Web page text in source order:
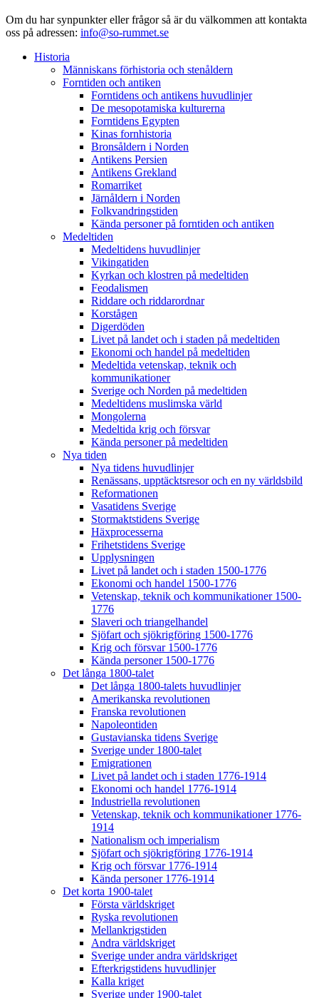
Om du har synpunkter eller frågor så är du välkommen att kontakta
oss på adressen: info@so-rummet.se
Historia
Människans förhistoria och stenåldern
Forntiden och antiken
Forntidens och antikens huvudlinjer
De mesopotamiska kulturerna
Forntidens Egypten
Kinas fornhistoria
Bronsåldern i Norden
Antikens Persien
Antikens Grekland
Romarriket
Järnåldern i Norden
Folkvandringstiden
Kända personer på forntiden och antiken
Medeltiden
Medeltidens huvudlinjer
Vikingatiden
Kyrkan och klostren på medeltiden
Feodalismen
Riddare och riddarordnar
Korstågen
Digerdöden
Livet på landet och i staden på medeltiden
Ekonomi och handel på medeltiden
Medeltida vetenskap, teknik och
kommunikationer
Sverige och Norden på medeltiden
Medeltidens muslimska värld
Mongolerna
Medeltida krig och försvar
Kända personer på medeltiden
Nya tiden
Nya tidens huvudlinjer
Renässans, upptäcktsresor och en ny världsbild
Reformationen
Vasatidens Sverige
Stormaktstidens Sverige
Häxprocesserna
Frihetstidens Sverige
Upplysningen
Livet på landet och i staden 1500-1776
Ekonomi och handel 1500-1776
Vetenskap, teknik och kommunikationer 1500-
1776
Slaveri och triangelhandel
Sjöfart och sjökrigföring 1500-1776
Krig och försvar 1500-1776
Kända personer 1500-1776
Det långa 1800-talet
Det långa 1800-talets huvudlinjer
Amerikanska revolutionen
Franska revolutionen
Napoleontiden
Gustavianska tidens Sverige
Sverige under 1800-talet
Emigrationen
Livet på landet och i staden 1776-1914
Ekonomi och handel 1776-1914
Industriella revolutionen
Vetenskap, teknik och kommunikationer 1776-
1914
Nationalism och imperialism
Sjöfart och sjökrigföring 1776-1914
Krig och försvar 1776-1914
Kända personer 1776-1914
Det korta 1900-talet
Första världskriget
Ryska revolutionen
Mellankrigstiden
Andra världskriget
Sverige under andra världskriget
Efterkrigstidens huvudlinjer
Kalla kriget
Sverige under 1900-talet